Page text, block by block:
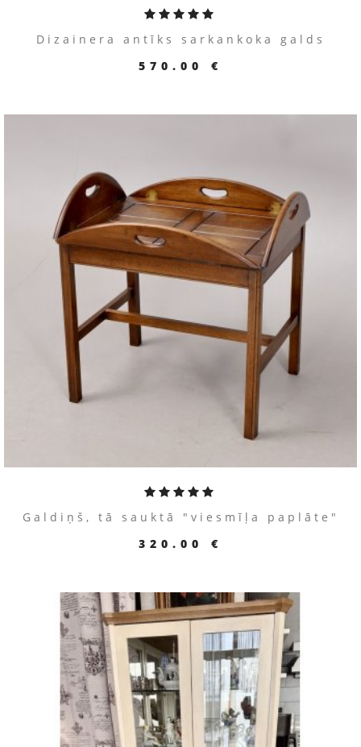
ПЕРЕЙТИ К ТОВАРУ
Dizainera antīks sarkankoka galds
570.00 €
Galdiņš, tā sauktā "viesmīļa paplāte"
320.00 €